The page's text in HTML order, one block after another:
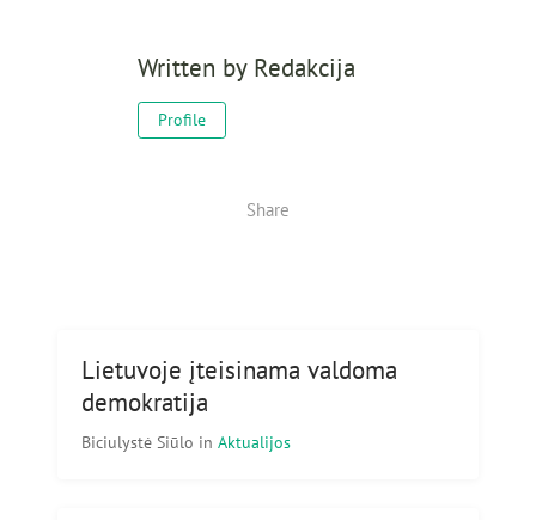
Written by Redakcija
Profile
Share
Lietuvoje įteisinama valdoma
demokratija
Biciulystė Siūlo in Aktualijos